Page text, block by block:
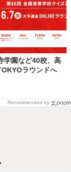
学園など40校、高
ラウンドへ
Recommended by